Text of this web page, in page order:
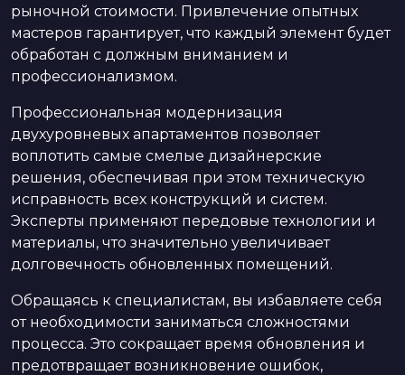
рыночной стоимости. Привлечение опытных
мастеров гарантирует, что каждый элемент будет
обработан с должным вниманием и
профессионализмом.
Профессиональная модернизация
двухуровневых апартаментов позволяет
воплотить самые смелые дизайнерские
решения, обеспечивая при этом техническую
исправность всех конструкций и систем.
Эксперты применяют передовые технологии и
материалы, что значительно увеличивает
долговечность обновленных помещений.
Обращаясь к специалистам, вы избавляете себя
от необходимости заниматься сложностями
процесса. Это сокращает время обновления и
предотвращает возникновение ошибок,